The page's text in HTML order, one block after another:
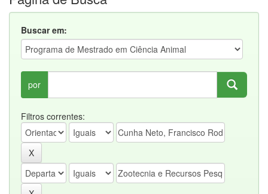
Buscar em:
por
Filtros correntes: